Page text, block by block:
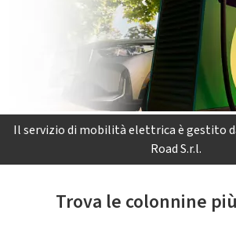
Il servizio di mobilità elettrica è gestito
Road S.r.l.
Trova le colonnine